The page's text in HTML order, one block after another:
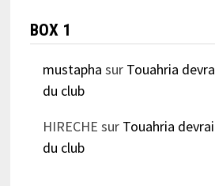
BOX 1
mustapha sur Touahria
du club
HIRECHE sur Touahria
du club